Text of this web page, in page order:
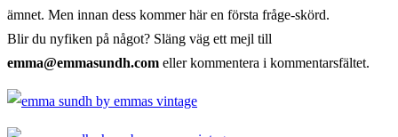
ämnet. Men innan dess kommer här en första fråge-skörd.
Blir du nyfiken på något? Släng väg ett mejl till
emma@emmasundh.com eller kommentera i kommentarsfältet.